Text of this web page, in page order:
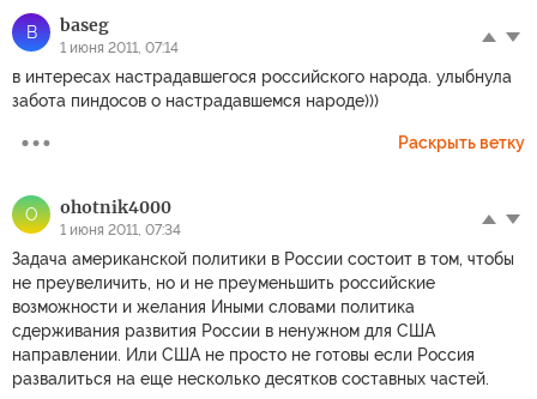
B baseg
1 июня 2011, 07:14
в интересах настрадавшегося российского народа. улыбнула
забота пиндосов о настрадавшемся народе)))
Раскрыть ветку
O ohotnik4000
1 июня 2011, 07:34
Задача американской политики в России состоит в том, чтобы
не преувеличить, но и не преуменьшить российские
возможности и желания Иными словами политика
сдерживания развития России в ненужном для США
направлении. Или США не просто не готовы если Россия
развалиться на еще несколько десятков составных частей.